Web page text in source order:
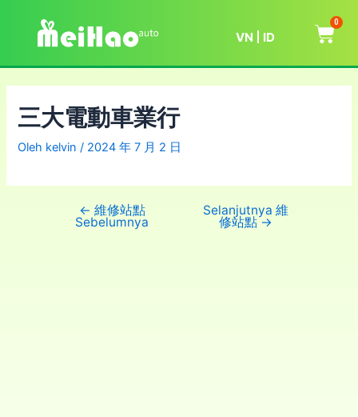
VN ID
0
三大電動車業行
Oleh kelvin/ 2024 年 7 月 2 日
← 維修站點
Sebelumnya
Selanjutnya 維
修站點→